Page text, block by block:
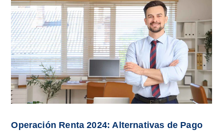
Operación Renta 2024: Alternativas de Pago